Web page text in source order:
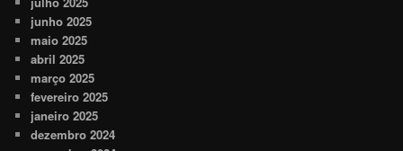
junho 2025
maio 2025
abril 2025
março 2025
fevereiro 2025
janeiro 2025
dezembro 2024